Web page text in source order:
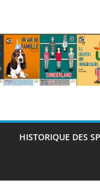
HISTORIQUE DES